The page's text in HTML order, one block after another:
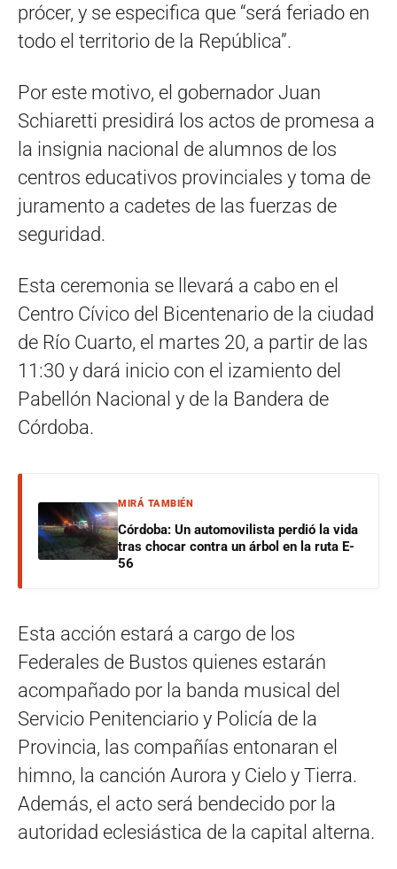
prócer, y se especifica que “será feriado en
todo el territorio de la República”.
Por este motivo, el gobernador Juan
Schiaretti presidirá los actos de promesa a
la insignia nacional de alumnos de los
centros educativos provinciales y toma de
juramento a cadetes de las fuerzas de
seguridad.
Esta ceremonia se llevará a cabo en el
Centro Cívico del Bicentenario de la ciudad
de Río Cuarto, el martes 20, a partir de las
11:30 y dará inicio con el izamiento del
Pabellón Nacional y de la Bandera de
Córdoba.
MIRÁ TAMBIÉN
Córdoba: Un automovilista perdió la vida
tras chocar contra un árbol en la ruta E-
56
Esta acción estará a cargo de los
Federales de Bustos quienes estarán
acompañado por la banda musical del
Servicio Penitenciario y Policía de la
Provincia, las compañías entonaran el
himno, la canción Aurora y Cielo y Tierra.
Además, el acto será bendecido por la
autoridad eclesiástica de la capital alterna.